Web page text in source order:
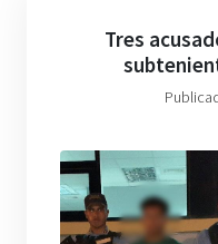
Tres